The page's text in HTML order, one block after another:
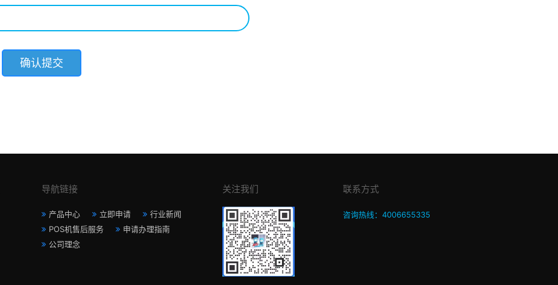
导航链接
产品中心 立即申请
行业新闻
POS机售后服务
申请办理指南
公司理念
关注我们 联系方式
咨询热线：4006655335